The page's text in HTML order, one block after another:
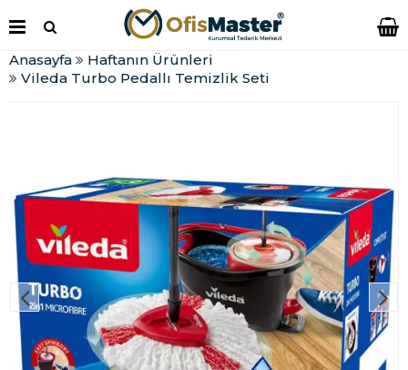
Anasayfa
Haftanın Ürünleri
Vileda Turbo Pedallı Temizlik Seti